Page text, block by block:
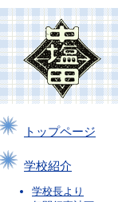
トップページ
学校紹介
学校長より